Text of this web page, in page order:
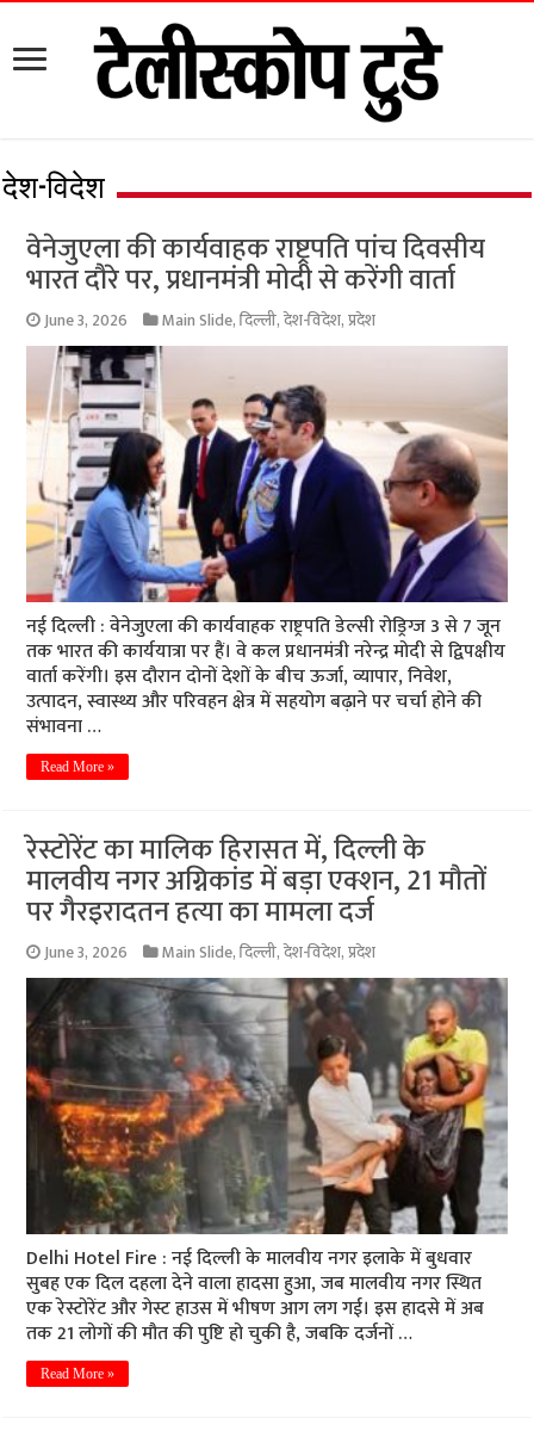
देश-विदेश
वेनेजुएला की कार्यवाहक राष्ट्रपति पांच दिवसीय
भारत दौरे पर, प्रधानमंत्री मोदी से करेंगी वार्ता
June 3, 2026 Main Slide,दिल्ली,देश-विदेश,प्रदेश
नई दिल्ली : वेनेजुएला की कार्यवाहक राष्ट्रपति डेल्सी रोड्रिग्ज 3 से 7 जून
तक भारत की कार्ययात्रा पर हैं। वे कल प्रधानमंत्री नरेन्द्र मोदी से द्विपक्षीय
वार्ता करेंगी। इस दौरान दोनों देशों के बीच ऊर्जा, व्यापार, निवेश,
उत्पादन, स्वास्थ्य और परिवहन क्षेत्र में सहयोग बढ़ाने पर चर्चा होने की
संभावना …
Read More »
रेस्टोरेंट का मालिक हिरासत में, दिल्ली के
मालवीय नगर अग्निकांड में बड़ा एक्शन, 21 मौतों
पर गैरइरादतन हत्या का मामला दर्ज
June 3, 2026 Main Slide,दिल्ली,देश-विदेश,प्रदेश
Delhi Hotel Fire : नई दिल्ली के मालवीय नगर इलाके में बुधवार
सुबह एक दिल दहला देने वाला हादसा हुआ, जब मालवीय नगर स्थित
एक रेस्टोरेंट और गेस्ट हाउस में भीषण आग लग गई। इस हादसे में अब
तक 21 लोगों की मौत की पुष्टि हो चुकी है, जबकि दर्जनों …
Read More »